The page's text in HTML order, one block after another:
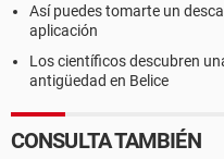
Así puedes tomarte un
aplicación
Los científicos descubren
antigüedad en Belice
CONSULTA TAMBIÉN